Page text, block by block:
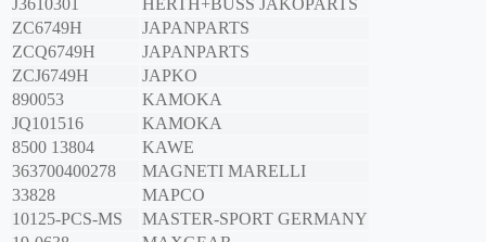
J3610301
HERTH+BUSS JAKOPARTS
ZC6749H
JAPANPARTS
ZCQ6749H
JAPANPARTS
ZCJ6749H
JAPKO
890053
KAMOKA
JQ101516
KAMOKA
8500 13804
KAWE
363700400278
MAGNETI MARELLI
33828
MAPCO
10125-PCS-MS
MASTER-SPORT GERMANY